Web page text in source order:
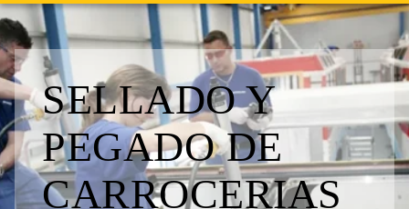
SELLADO Y
PEGADO DE
CARROCERIAS